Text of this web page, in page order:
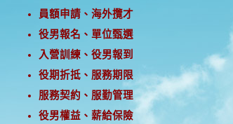
員額申請、海外攬才
役男報名、單位甄選
入營訓練、役男報到
役期折抵、服務期限
服務契約、服勤管理
役男權益、薪給保險